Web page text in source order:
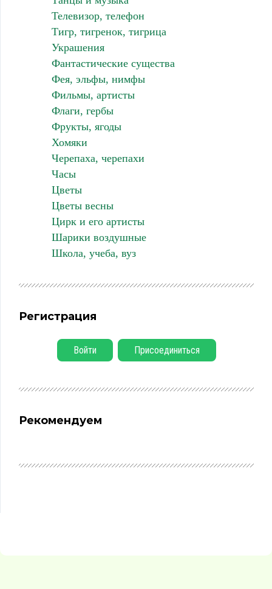
Телевизор, телефон
Тигр, тигренок, тигрица
Украшения
Фантастические существа
Фея, эльфы, нимфы
Фильмы, артисты
Флаги, гербы
Фрукты, ягоды
Хомяки
Черепаха, черепахи
Часы
Цветы
Цветы весны
Цирк и его артисты
Шарики воздушные
Школа, учеба, вуз
Регистрация
Войти Присоединиться
Рекомендуем